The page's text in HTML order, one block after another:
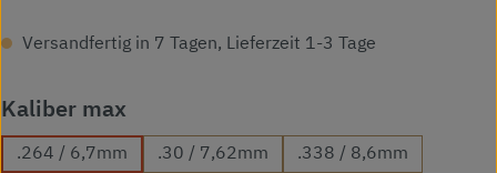
Versandfertig in 7 Tagen, Lieferzeit 1-3 Tage
Kaliber max
.264 / 6,7mm .30 / 7,62mm .338 / 8,6mm